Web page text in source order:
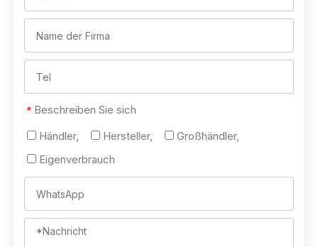
* Beschreiben Sie sich
Händler,
Hersteller,
Großhändler,
Eigenverbrauch